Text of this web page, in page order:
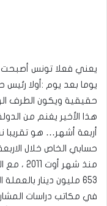
يعني فعلا تونس أصبحت
يوما بعد يوم :أولا
حقيقية ويكون الطرف
أربعة أشهر… هو
حسابي الخاص خلال
منذ
653 مليون دينار
في مكاتب دراسات